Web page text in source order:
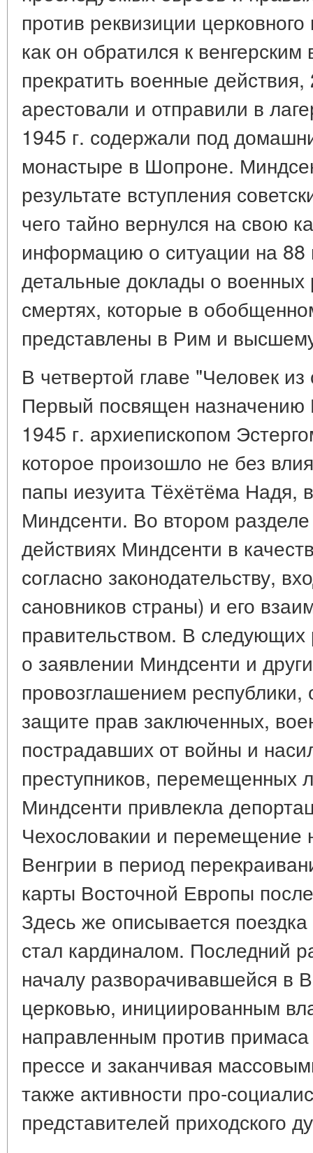
против реквизиции
как он обратился к
прекратить военные
арестовали и отправили в
1945 г. содержали под
монастыре в Шопроне.
результате вступления
чего тайно вернулся на свою
информацию о ситуации на 88
детальные доклады о военных
смертях, которые в
представлены в Рим и
В четвертой главе "Человек
Первый посвящен назначению
1945 г. архиепископом
которое произошло не без
папы иезуита Тёхётёма Надя,
Миндсенти. Во втором
действиях Миндсенти в
согласно законодательству,
сановников страны) и его
правительством. В следующих
о заявлении Миндсенти и
провозглашением республики,
защите прав заключенных,
пострадавших от войны и
преступников, перемещенных
Миндсенти привлекла
Чехословакии и перемещение
Венгрии в период
карты Восточной Европы
Здесь же описывается
стал кардиналом. Последний
началу разворачивавшейся в
церковью, инициированным
направленным против
прессе и заканчивая
также активности про-
представителей приходского